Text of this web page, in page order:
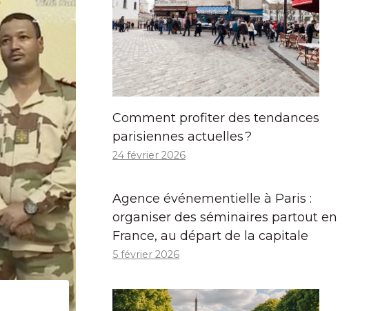
Comment profiter des tendances
parisiennes actuelles ?
24 février 2026
Agence événementielle à Paris :
organiser des séminaires partout en
France, au départ de la capitale
5 février 2026